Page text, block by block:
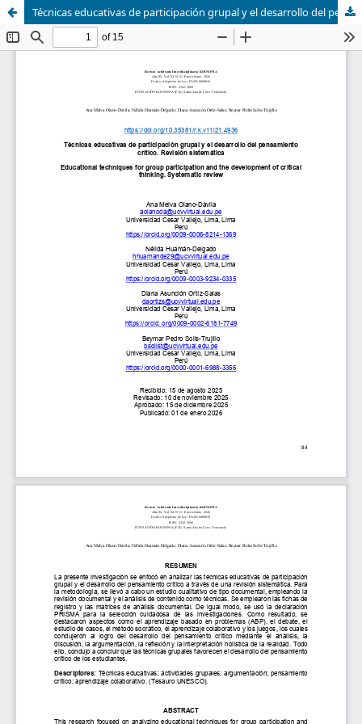
Técnicas educativas de participación grupal y el desarrollo del pensamiento crítico. Revisión sistemática